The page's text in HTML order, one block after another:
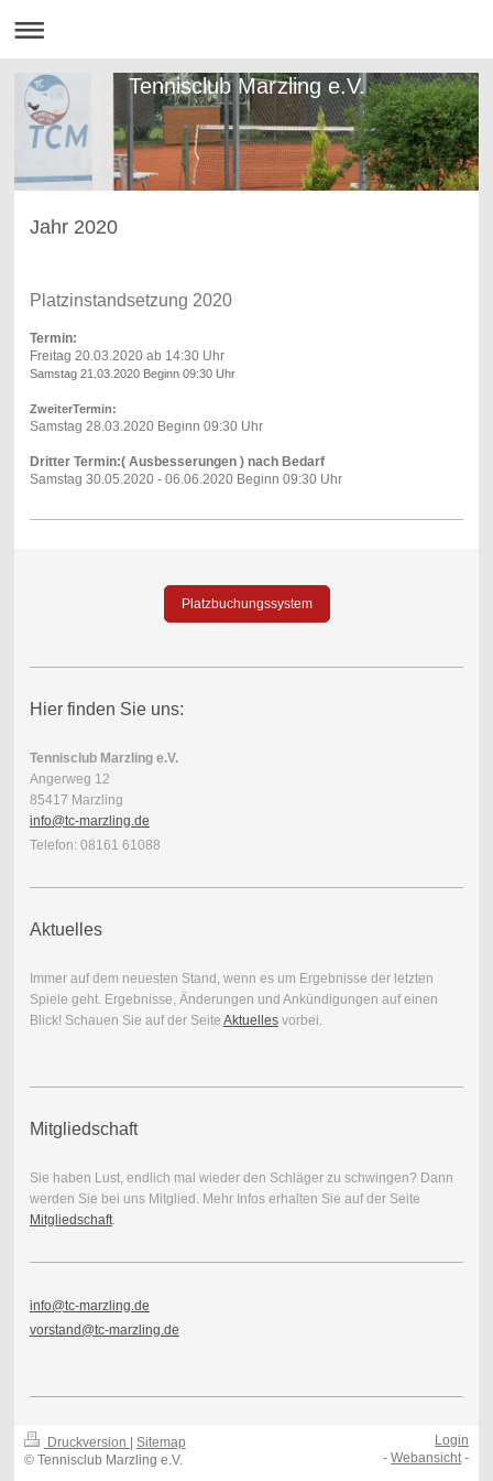
Tennisclub Marzling e.V.
Jahr 2020
Platzinstandsetzung 2020
Termin:
Freitag 20.03.2020 ab 14:30 Uhr
Samstag 21.03.2020 Beginn 09:30 Uhr
ZweiterTermin:
Samstag 28.03.2020 Beginn 09:30 Uhr
Dritter Termin:( Ausbesserungen ) nach Bedarf
Samstag 30.05.2020 - 06.06.2020 Beginn 09:30 Uhr
Platzbuchungssystem
Hier finden Sie uns:
Tennisclub Marzling e.V.
Angerweg 12
85417 Marzling
info@tc-marzling.de
Telefon: 08161 61088
Aktuelles
Immer auf dem neuesten Stand, wenn es um Ergebnisse der letzten
Spiele geht. Ergebnisse, Änderungen und Ankündigungen auf einen
Blick! Schauen Sie auf der Seite Aktuellesvorbei.
Mitgliedschaft
Sie haben Lust, endlich mal wieder den Schläger zu schwingen? Dann
werden Sie bei uns Mitglied. Mehr Infos erhalten Sie auf der Seite
Mitgliedschaft.
info@tc-marzling.de
vorstand@tc-marzling.de
Druckversion | Sitemap
© Tennisclub Marzling e.V.
Login
-Webansicht -